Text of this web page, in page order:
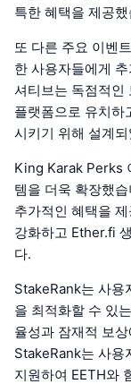
특한 혜택을 제공
또 다른 주요 이벤
한 사용자들에게
셔티브는 독점적인
플랫폼으로 유치하
시키기 위해 설계
King Karak Perks
템을 더욱 확장했
추가적인 혜택을
강화하고 Ether.fi
다.
StakeRank는 사용
을 최적화할 수 있
율성과 잠재적 보
StakeRank는 사용
지원하여 EETH와